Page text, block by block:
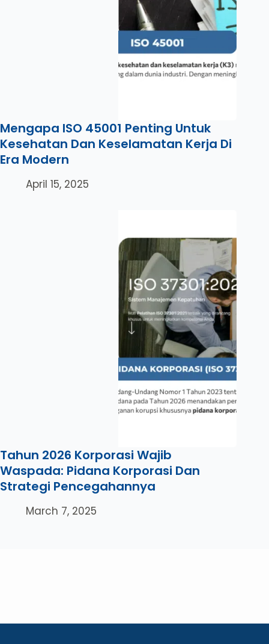
Mengapa ISO 45001 Penting Untuk
Kesehatan Dan Keselamatan Kerja Di
Era Modern
April 15, 2025
Tahun 2026 Korporasi Wajib
Waspada: Pidana Korporasi Dan
Strategi Pencegahannya
March 7, 2025